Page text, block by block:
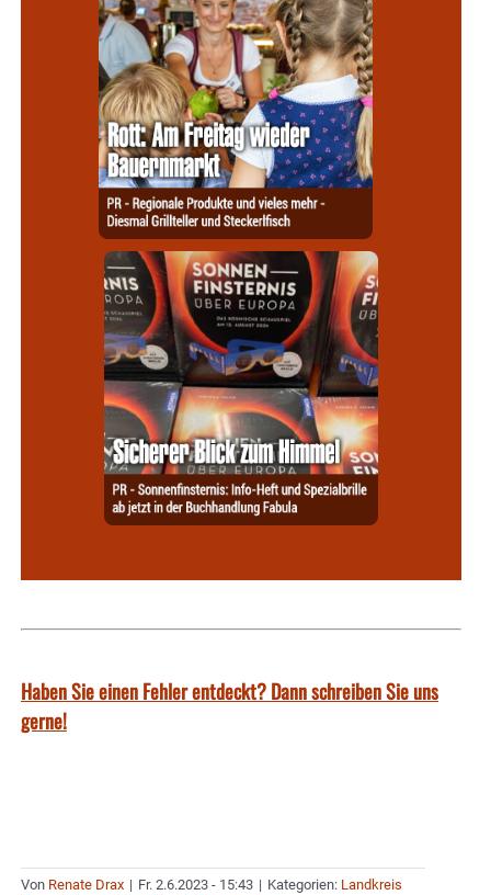
Haben Sie einen Fehler entdeckt? Dann schreiben Sie uns
gerne!
Von Renate Drax | Fr. 2.6.2023 - 15:43 | Kategorien: Landkreis